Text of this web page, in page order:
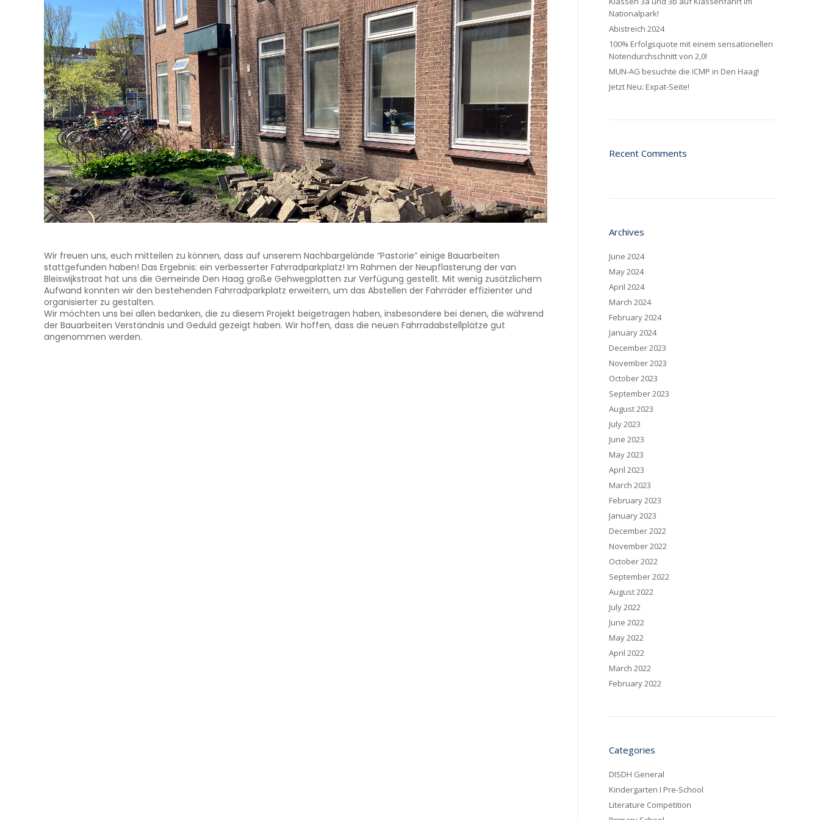
Wir freuen uns, euch mitteilen zu können, dass auf unserem Nachbargelände “Pastorie” einige Bauarbeiten
stattgefunden haben! Das Ergebnis: ein verbesserter Fahrradparkplatz! Im Rahmen der Neupflasterung der van
Bleiswijkstraat hat uns die Gemeinde Den Haag große Gehwegplatten zur Verfügung gestellt. Mit wenig zusätzlichem
Aufwand konnten wir den bestehenden Fahrradparkplatz erweitern, um das Abstellen der Fahrräder effizienter und
organisierter zu gestalten.
Wir möchten uns bei allen bedanken, die zu diesem Projekt beigetragen haben, insbesondere bei denen, die während
der Bauarbeiten Verständnis und Geduld gezeigt haben. Wir hoffen, dass die neuen Fahrradabstellplätze gut
angenommen werden.
Nationalpark!
Abistreich 2024
100% Erfolgsquote mit einem sensationellen
Notendurchschnitt von 2,0!
MUN-AG besuchte die ICMP in Den Haag!
Jetzt Neu: Expat-Seite!
Recent Comments
Archives
June 2024
May 2024
April 2024
March 2024
February 2024
January 2024
December 2023
November 2023
October 2023
September 2023
August 2023
July 2023
June 2023
May 2023
April 2023
March 2023
February 2023
January 2023
December 2022
November 2022
October 2022
September 2022
August 2022
July 2022
June 2022
May 2022
April 2022
March 2022
February 2022
Categories
DISDH General
Kindergarten I Pre-School
Literature Competition